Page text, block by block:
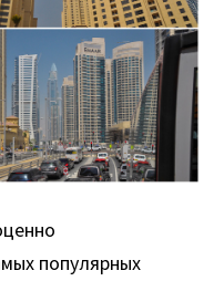
популярных